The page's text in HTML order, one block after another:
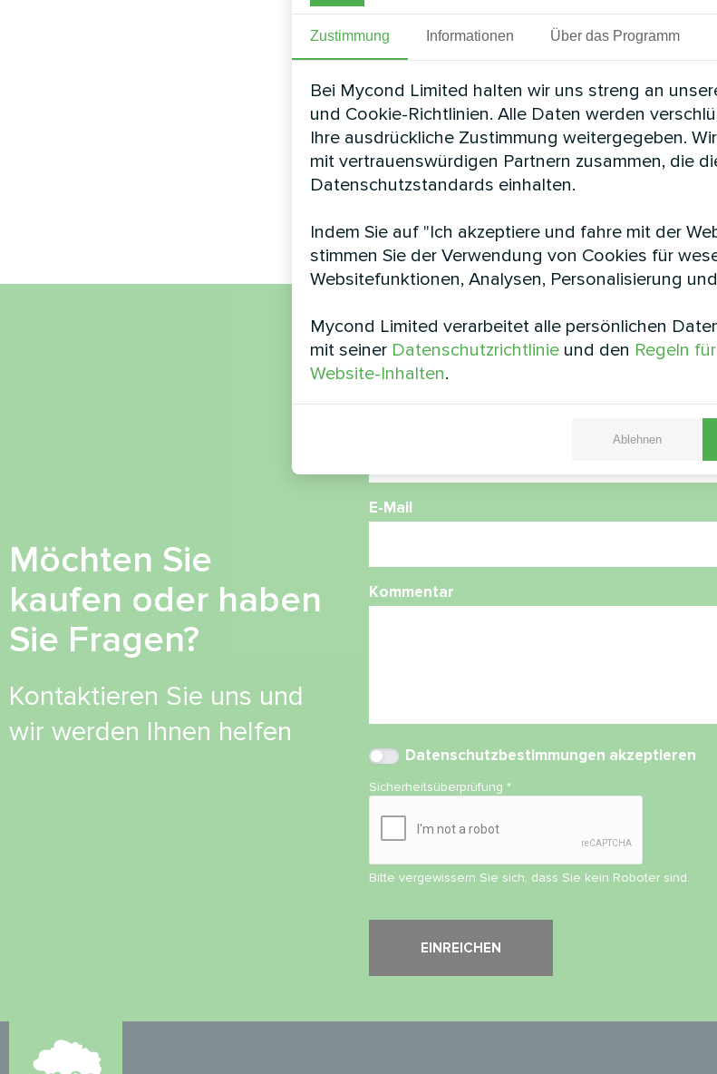
Möchten Sie
kaufen oder haben
Sie Fragen?
Kontaktieren Sie uns und
wir werden Ihnen helfen
E-Mail
Kommentar
Datenschutzbestimmungen akzeptieren
Sicherheitsüberprüfung*
Bitte vergewissern Sie sich, dass Sie kein Roboter sind.
Zustimmung Informationen Über das Programm
Bei Mycond Limited halten wir uns streng an
und Cookie-Richtlinien. Alle Daten werden
Ihre ausdrückliche Zustimmung weitergegeben.
mit vertrauenswürdigen Partnern zusammen, die
Datenschutzstandards einhalten.
Indem Sie auf "Ich akzeptiere und fahre mit der
stimmen Sie der Verwendung von Cookies für
Websitefunktionen, Analysen, Personalisierung
Mycond Limited verarbeitet alle persönlichen
mit seiner Datenschutzrichtlinie und den Regeln
Website-Inhalten.
Ablehnen